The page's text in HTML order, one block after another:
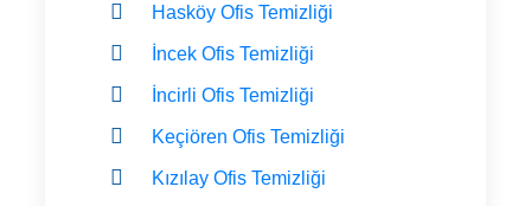
Hasköy Ofis Temizliği
İncek Ofis Temizliği
İncirli Ofis Temizliği
Keçiören Ofis Temizliği
Kızılay Ofis Temizliği